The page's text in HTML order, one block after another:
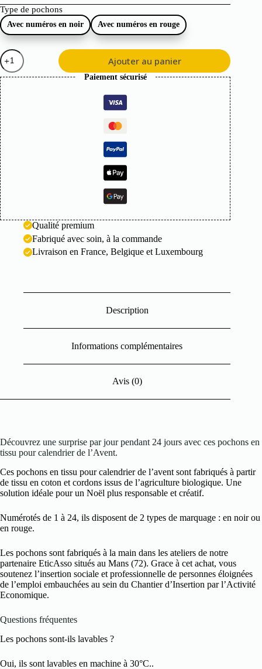
Type de pochons
Avec numéros en noir Avec numéros en rouge
quantité
de
24
pochons
en
tissu
Ajouter au panier
Paiement sécurisé
Qualité premium
Fabriqué avec soin, à la commande
Livraison en France, Belgique et Luxembourg
Description
Informations complémentaires
Avis (0)
Découvrez une surprise par jour pendant 24 jours avec ces pochons en
tissu pour calendrier de l’Avent.
Ces pochons en tissu pour calendrier de l’avent sont fabriqués à partir
de tissu en coton et cordons issus de l’agriculture biologique. Une
solution idéale pour un Noël plus responsable et créatif.
Numérotés de 1 à 24, ils disposent de 2 types de marquage : en noir ou
en rouge.
Les pochons sont fabriqués à la main dans les ateliers de notre
partenaire EticAsso situés au Mans (72). Grace à cet achat, vous
soutenez l’insertion sociale et professionnelle de personnes éloignées
de l’emploi embauchées au sein du Chantier d’Insertion par l’Activité
Economique.
Questions fréquentes
Les pochons sont-ils lavables ?
Oui, ils sont lavables en machine à 30°C..